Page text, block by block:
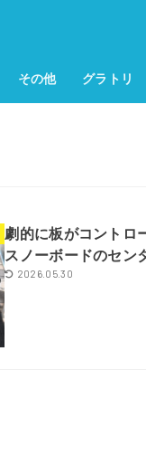
その他 グラトリ
劇的に板がコントロ
スノーボードのセン
2026.05.30